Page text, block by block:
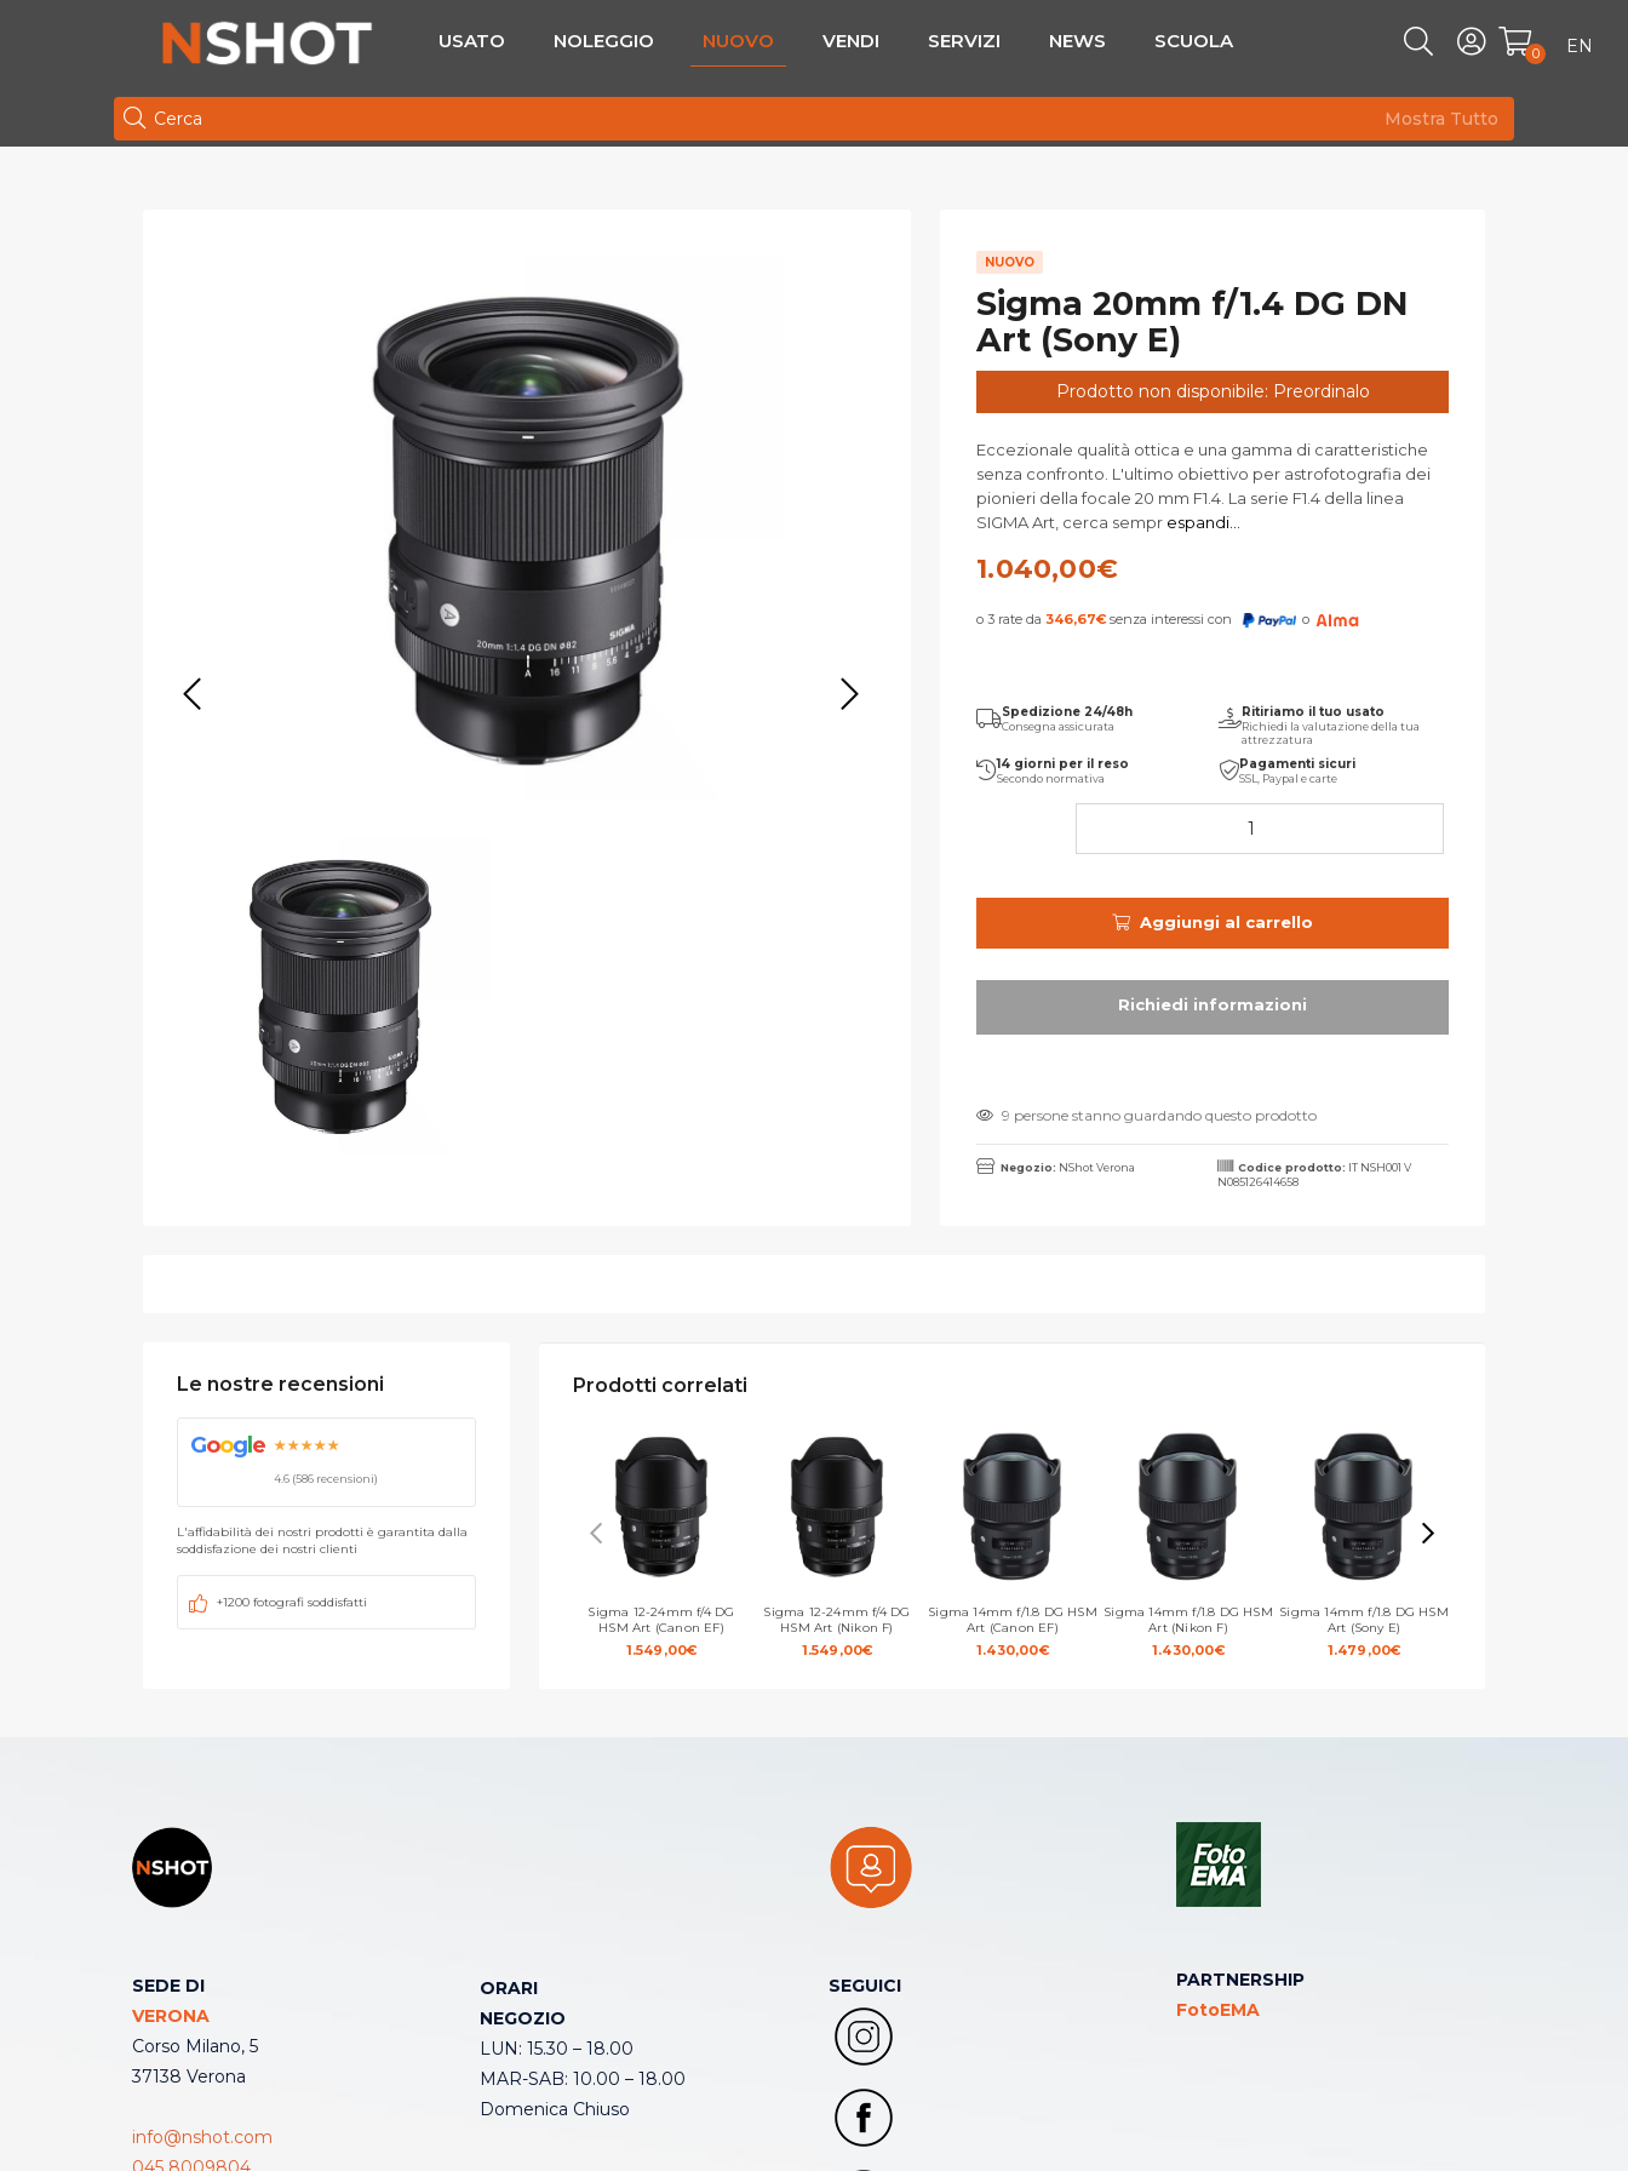
USATO NOLEGGIO NUOVO VENDI SERVIZI NEWS SCUOLA
0 EN
Mostra Tutto
NUOVO
Sigma 20mm f/1.4 DG DN
Art (Sony E)
Prodotto non disponibile: Preordinalo
Eccezionale qualità ottica e una gamma di caratteristiche
senza confronto. L'ultimo obiettivo per astrofotografia dei
pionieri della focale 20 mm F1.4. La serie F1.4 della linea
SIGMA Art, cerca sempr espandi...
1.040,00€
o 3 rate da 346,67€ senza interessi con o
Spedizione 24/48h
Consegna assicurata
Ritiriamo il tuo usato
Richiedi la valutazione della tua
attrezzatura
14 giorni per il reso
Secondo normativa
Pagamenti sicuri
SSL, Paypal e carte
Aggiungi al carrello
9 persone stanno guardando questo prodotto
Negozio: NShot Verona Codice prodotto: IT NSH001 V
N085126414658
Le nostre recensioni
Googl e ★★★★★
4.6 (586 recensioni)
L'affidabilità dei nostri prodotti è garantita dalla
soddisfazione dei nostri clienti
+1200 fotografi soddisfatti
Prodotti correlati
Sigma 12-24mm f/4 DG
HSM Art (Canon EF)
1.549,00€
Sigma 12-24mm f/4 DG
HSM Art (Nikon F)
1.549,00€
Sigma 14mm f/1.8 DG HSM
Art (Canon EF)
1.430,00€
Sigma 14mm f/1.8 DG HSM
Art (Nikon F)
1.430,00€
Sigma 14mm f/1.8 DG HSM
Art (Sony E)
1.479,00€
SEDE DI
VERONA
Corso Milano, 5
37138 Verona
info@nshot.com
ORARI
NEGOZIO
LUN: 15.30 – 18.00
MAR-SAB: 10.00 – 18.00
Domenica Chiuso
SEGUICI
PARTNERSHIP
FotoEMA